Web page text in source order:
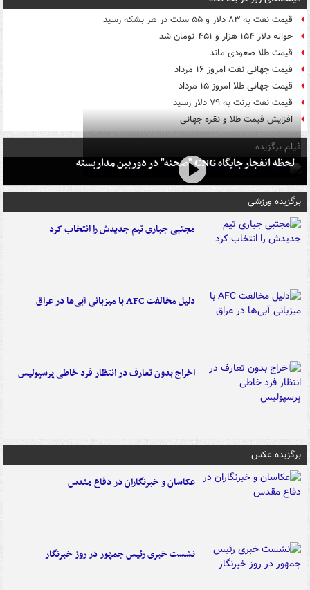
قیمت نفت به ۸۳ دلار و ۵۵ سنت در هر بشکه رسید
حواله دلار ۱۵۴ هزار و ۴۵۱ تومان شد
قیمت طلا صعودی ماند
قیمت جهانی نفت امروز ۱۶ مرداد
قیمت جهانی طلا امروز ۱۵ مرداد
قیمت نفت برنت به ۷۹ دلار رسید
افزایش قیمت طلا و نقره جهانی
فیلم برگزیده
لحظه انفجار جایگاه CNG "صحنه" در دوربین مداربسته
برگزیده ورزشی
مجتبی جباری تیم جدیدش را انتخاب کرد
دلیل مخالفت AFC با میزبانی آبی‌ها در عراق
اخراج بدون تعارف در انتظار فرد خاطی پرسپولیس
برگزیده عکس
عکاسان و خبرنگاران در دفاع مقدس
نشست خبری رئیس جمهور در روز خبرنگار